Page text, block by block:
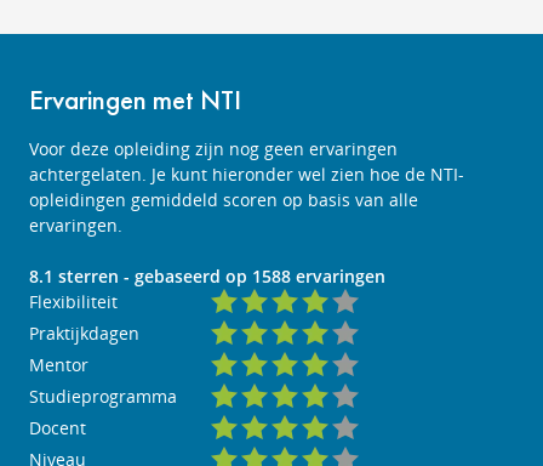
Ervaringen met NTI
Voor deze opleiding zijn nog geen ervaringen
achtergelaten. Je kunt hieronder wel zien hoe de NTI-
opleidingen gemiddeld scoren op basis van alle
ervaringen.
8.1 sterren - gebaseerd op 1588 ervaringen
Flexibiliteit
Praktijkdagen
Mentor
Studieprogramma
Docent
Niveau